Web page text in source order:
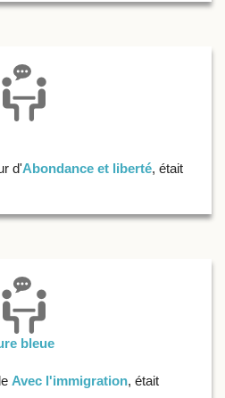
d'Abondance et liberté, était
bleue
Avec l'immigration, était